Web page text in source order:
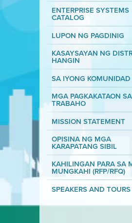
ENTERPRISE SYSTEMS
CATALOG
LUPON NG PAGDINIG
KASAYSAYAN NG
HANGIN
SA IYONG KOMUNIDAD
MGA PAGKAKATAON SA
TRABAHO
MISSION STATEMENT
OPISINA NG MGA
KARAPATANG SIBIL
KAHILINGAN PARA SA
MUNGKAHI (RFP/RFQ)
SPEAKERS AND TOURS